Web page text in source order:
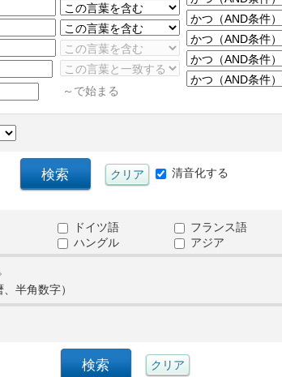
～で始まる
清音化する
ドイツ語 フランス語
ハングル アジア
半角数字）